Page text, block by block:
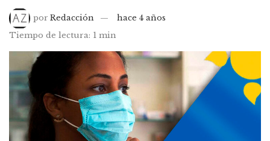
por Redacción
hace 4 años
Tiempo de lectura: 1 min